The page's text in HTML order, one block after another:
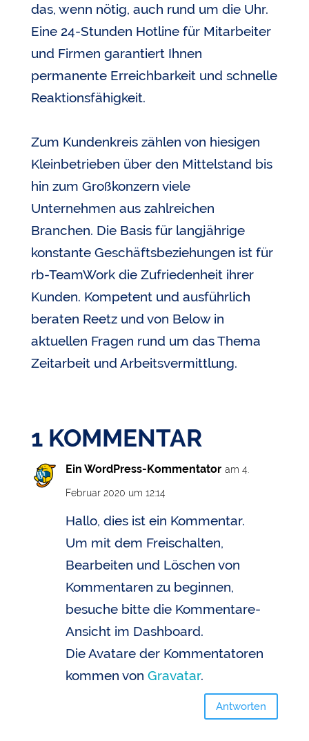
das, wenn nötig, auch rund um die Uhr.
Eine 24-Stunden Hotline für Mitarbeiter
und Firmen garantiert Ihnen
permanente Erreichbarkeit und schnelle
Reaktionsfähigkeit.
Zum Kundenkreis zählen von hiesigen
Kleinbetrieben über den Mittelstand bis
hin zum Großkonzern viele
Unternehmen aus zahlreichen
Branchen. Die Basis für langjährige
konstante Geschäftsbeziehungen ist für
rb-TeamWork die Zufriedenheit ihrer
Kunden. Kompetent und ausführlich
beraten Reetz und von Below in
aktuellen Fragen rund um das Thema
Zeitarbeit und Arbeitsvermittlung.
1 KOMMENTAR
Ein WordPress-Kommentator am 4.
Februar 2020 um 12:14
Hallo, dies ist ein Kommentar.
Um mit dem Freischalten,
Bearbeiten und Löschen von
Kommentaren zu beginnen,
besuche bitte die Kommentare-
Ansicht im Dashboard.
Die Avatare der Kommentatoren
kommen von Gravatar.
Antworten